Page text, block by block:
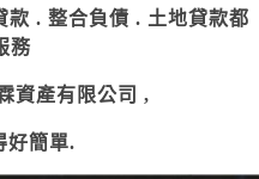
. 整合負債 . 土地貸款都
務
資產有限公司 ,
好簡單.